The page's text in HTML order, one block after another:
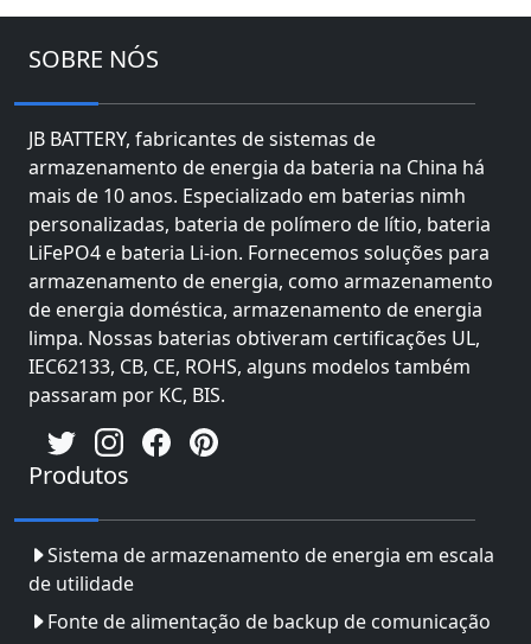
SOBRE NÓS
JB BATTERY, fabricantes de sistemas de
armazenamento de energia da bateria na China há
mais de 10 anos. Especializado em baterias nimh
personalizadas, bateria de polímero de lítio, bateria
LiFePO4 e bateria Li-ion. Fornecemos soluções para
armazenamento de energia, como armazenamento
de energia doméstica, armazenamento de energia
limpa. Nossas baterias obtiveram certificações UL,
IEC62133, CB, CE, ROHS, alguns modelos também
passaram por KC, BIS.
Produtos
Sistema de armazenamento de energia em escala
de utilidade
Fonte de alimentação de backup de comunicação